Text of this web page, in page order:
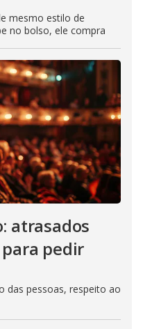
mesmo estilo de
no bolso, ele compra
atrasados
pedir
das pessoas, respeito ao